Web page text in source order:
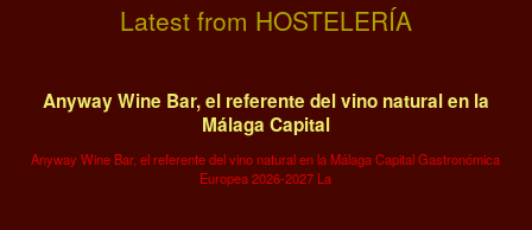
Latest from HOSTELERÍA
Anyway Wine Bar, el referente del vino natural en la
Málaga Capital
Anyway Wine Bar, el referente del vino natural en la Málaga Capital Gastronómica
Europea 2026-2027 La